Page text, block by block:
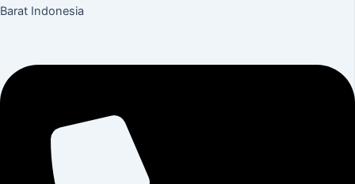
Barat Indonesia